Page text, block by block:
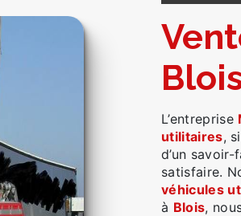
vente véhicules utilitaires à
L’entreprise
utilitaires,
d’un
satisfaire.
véhicules
à Blois,